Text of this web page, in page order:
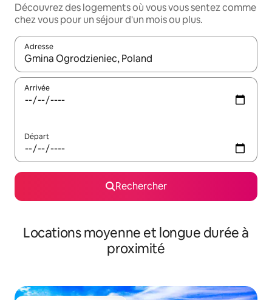
Découvrez des logements où vous vous sentez comme
chez vous pour un séjour d'un mois ou plus.
Adresse
Lorsque les résultats s'affichent, utilisez les flèches vers le
Arrivée
Départ
Rechercher
Locations moyenne et longue durée à
proximité